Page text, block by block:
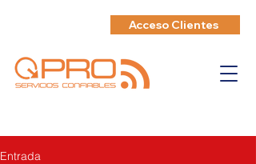
Acceso Clientes
Entrada